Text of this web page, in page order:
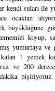
kendi suları ile
ocaktan
büyüklüğüne
koyup,
yumurtaya ve
1 yemek
ve 200